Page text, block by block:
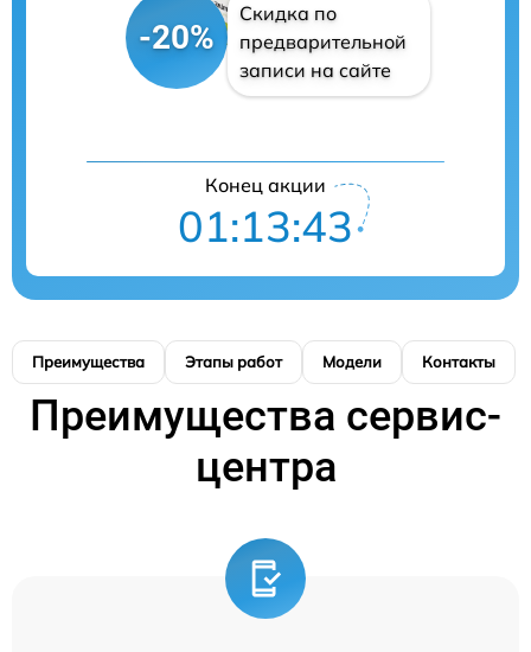
-20%
Скидка по
предварительной
записи на сайте
Конец акции
01:13:42
Преимущества Этапы работ Модели Контакты
Преимущества сервис-
центра